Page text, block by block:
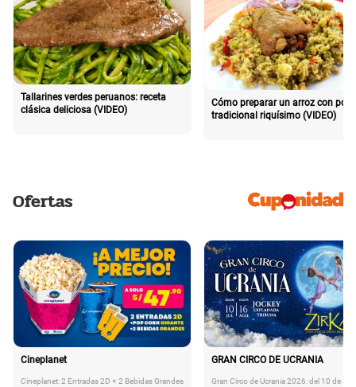
Tallarines verdes peruanos: receta
clásica deliciosa (VIDEO)
Cómo preparar un arroz con pollo
tradicional riquísimo (VIDEO)
Ofertas
Cineplanet
Cineplanet: 2 Entradas 2D + 2 Bebidas Grandes
GRAN CIRCO DE UCRANIA
Gran Circo de Ucrania 2026: del 10 de